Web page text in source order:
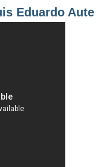
Eduardo Aute